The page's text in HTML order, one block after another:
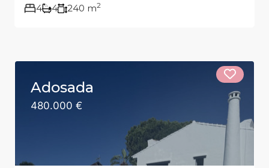
4 4 240 m2
Adosada
480.000 €